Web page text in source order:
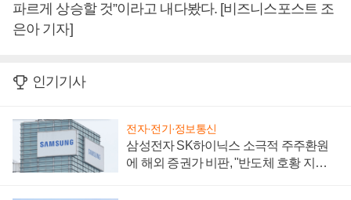
파르게 상승할 것”이라고 내다봤다. [비즈니스포스트 조
은아 기자]
인기기사
전자·전기·정보통신
삼성전자 SK하이닉스 소극적 주주환원
에 해외 증권가 비판, "반도체 호황 지속